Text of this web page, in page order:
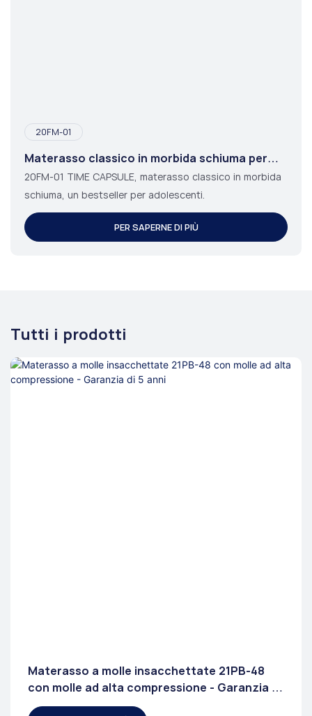
20FM-01
Materasso classico in morbida schiuma per
adolescenti
20FM-01 TIME CAPSULE, materasso classico in morbida
schiuma, un bestseller per adolescenti.
PER SAPERNE DI PIÙ
Tutti i prodotti
Materasso a molle insacchettate 21PB-48
con molle ad alta compressione - Garanzia di
5 anni